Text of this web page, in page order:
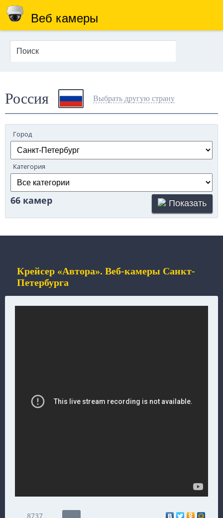
Веб камеры
Россия Выбрать другую страну
Город
Категория
66 камер Показать
Крейсер «Автора». Веб-камеры Санкт-
Петербурга
8737